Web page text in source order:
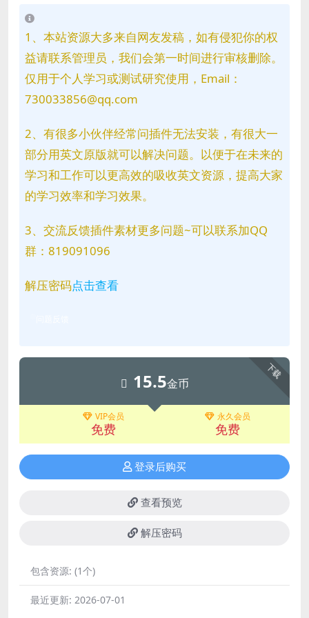
1、本站资源大多来自网友发稿，如有侵犯你的权
益请联系管理员，我们会第一时间进行审核删除。
仅用于个人学习或测试研究使用，Email：
730033856@qq.com
2、有很多小伙伴经常问插件无法安装，有很大一
部分用英文原版就可以解决问题。以便于在未来的
学习和工作可以更高效的吸收英文资源，提高大家
的学习效率和学习效果。
3、交流反馈插件素材更多问题~可以联系加QQ
群：819091096
解压密码点击查看
下载
15.5金币
VIP会员
免费
永久会员
免费
登录后购买
查看预览
解压密码
包含资源: (1个)
最近更新: 2026-07-01